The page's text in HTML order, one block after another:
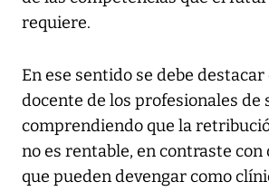
requiere.
En ese sentido se debe
docente de los profesionales de
comprendiendo que la
no es rentable, en contraste
que pueden devengar como